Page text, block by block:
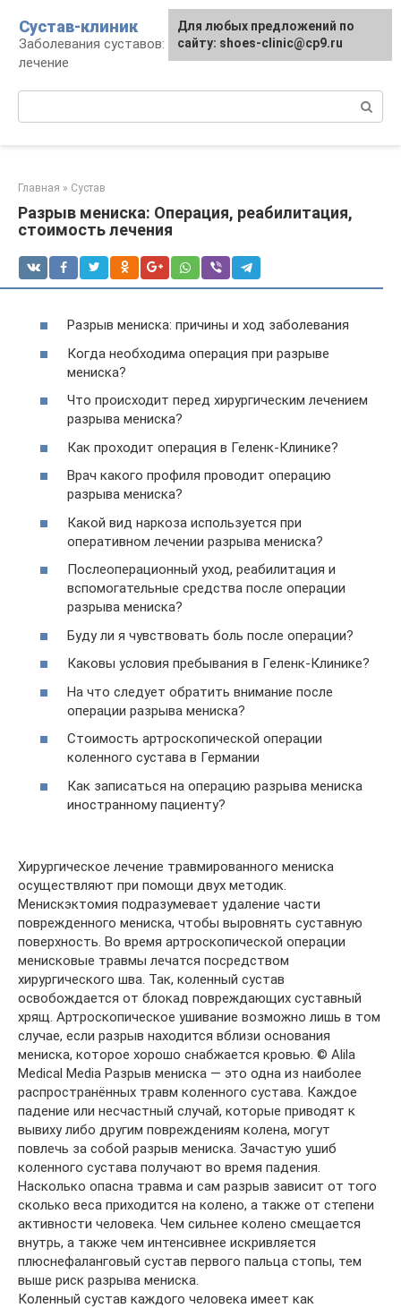
контенту
Сустав-клиник
Заболевания суставов: профилактика и
лечение
Главная » Сустав
Разрыв мениска: Операция, реабилитация,
стоимость лечения
Разрыв мениска: причины и ход заболевания
Когда необходима операция при разрыве
мениска?
Что происходит перед хирургическим лечением
разрыва мениска?
Как проходит операция в Геленк-Клинике?
Врач какого профиля проводит операцию
разрыва мениска?
Какой вид наркоза используется при
оперативном лечении разрыва мениска?
Послеоперационный уход, реабилитация и
вспомогательные средства после операции
разрыва мениска?
Буду ли я чувствовать боль после операции?
Каковы условия пребывания в Геленк-Клинике?
На что следует обратить внимание после
операции разрыва мениска?
Стоимость артроскопической операции
коленного сустава в Германии
Как записаться на операцию разрыва мениска
иностранному пациенту?
Хирургическое лечение травмированного мениска
осуществляют при помощи двух методик.
Менискэктомия подразумевает удаление части
поврежденного мениска, чтобы выровнять суставную
поверхность. Во время артроскопической операции
менисковые травмы лечатся посредством
хирургического шва. Так, коленный сустав
освобождается от блокад повреждающих суставный
хрящ. Артроскопическое ушивание возможно лишь в том
случае, если разрыв находится вблизи основания
мениска, которое хорошо снабжается кровью. © Alila
Medical Media Разрыв мениска — это одна из наиболее
распространённых травм коленного сустава. Каждое
падение или несчастный случай, которые приводят к
вывиху либо другим повреждениям колена, могут
повлечь за собой разрыв мениска. Зачастую ушиб
коленного сустава получают во время падения.
Насколько опасна травма и сам разрыв зависит от того
сколько веса приходится на колено, а также от степени
активности человека. Чем сильнее колено смещается
внутрь, а также чем интенсивнее искривляется
плюснефаланговый сустав первого пальца стопы, тем
выше риск разрыва мениска.
Коленный сустав каждого человека имеет как
Для любых предложений по
сайту: shoes-clinic@cp9.ru